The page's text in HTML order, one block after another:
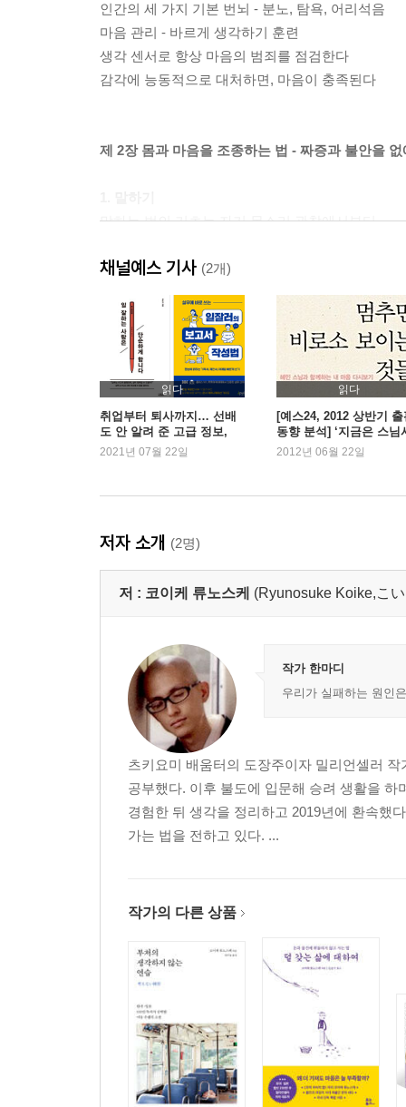
인간의 세 가지 기본 번뇌 - 분노, 탐욕, 어리석음
마음 관리 - 바르게 생각하기 훈련
생각 센서로 항상 마음의 범죄를 점검한다
감각에 능동적으로 대처하면, 마음이 충족된다
제 2장 몸과 마음을 조종하는 법 - 짜증과 불안을
말하는 법의 기초는 자기 목소리 관찰에서부터
부정적인 생각을 버리는 연습
사과할 때에는 구체적인 개선책을 말하라
자기를 위한 변명은 상대의 고통을 증가시킨다
성실한 변명은 상대의 고통을 위로한다
뇌가 착각하는 단기적인 이해와 장기적인 이해
욕을 하면 마음이 더러워진다
거짓말을 자꾸 하면 어리석어진다
쓸데없는 이야기를 타인에게 강요하지 않는다
‘감사 병’은 마음을 비뚤어지게 한다
소리에 세뇌되지 않도록 깨어있어야 한다
소리 하나하나에 집중해본다
세계에 귀를 기울일 수 있으면, 세계가 변한다
비판 받을 때에는 상대방의 고통을 헤아리는 여유
소리에 즉시 반응하지 않는다
3. 보기
자극이 강한 영상은 번뇌를 키우기 쉽다
‘나는 괴로운데, 상대는 괴롭지 않다’는 오해
관찰 결과를 자아에게 일일이 피드백하지 않는다
반쯤 감은 부처의 눈을 흉내내 집중한다
자신의 표정을 항상 자각한다
‘받아들여지고 싶다’는 욕구가 고통을 부른다
익명 게시판은 잔인한 마음을 키운다
메일로 서로의 마음을 자극하지 않는다
글을 쓰며 자신의 마음을 들여다본다
‘하면 안 된다’고 생각할수록, 뇌는 하고 싶어진다
만족 알기 훈련으로 자신의 적정량을 안다
채널예스 기사 (2개)
읽다
취업부터 퇴사까지… 선배
도 안 알려 준 고급 정보,
'책'에서 찾는 MZ세대
2021년 07월 22일
읽다
[예스24, 2012 상반기 출
동향 분석] ‘지금은 스님
대’ 100위내 스님 저서
2012년 06월 22일
저자 소개 (2명)
저 : 코이케 류노스케 (Ryunosuke Koike,こ
작가 한마디
우리가 실패하는 원인
츠키요미 배움터의 도장주이자 밀리언셀러
공부했다. 이후 불도에 입문해 승려 생활을
경험한 뒤 생각을 정리하고 2019년에 환속했
가는 법을 전하고 있다. ...
작가의 다른 상품